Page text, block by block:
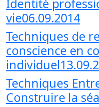
Identité
vie06.09.2014
Techniques de
conscience en
Techniques
Construire la